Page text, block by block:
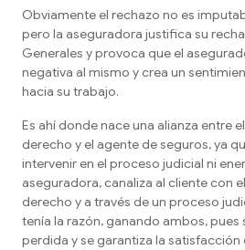
Obviamente el rechazo no es
pero la aseguradora justifica su
Generales y provoca que el
negativa al mismo y crea un
hacia su trabajo.
Es ahí donde nace una alianza entre
derecho y el agente de seguros, ya
intervenir en el proceso judicial ni
aseguradora, canaliza al cliente con
derecho y a través de un proceso
tenía la razón, ganando ambos,
perdida y se garantiza la satisfacción